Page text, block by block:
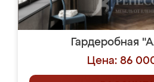
Гардеробная
Цена: 86